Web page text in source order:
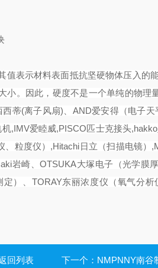
表示材料表面抵抗坚硬物体压入的
。因此，硬度不是一个单纯的物理
蒂(离子风扇)、AND爱安得（电子天
,IMV爱睦威,PISCO匹士克接头
粒度仪）,Hitachi日立（扫描电镜）
岩崎、OTSUKA大塚电子（光学膜
）、TORAY东丽浓度仪（氧气分
回列表 下一个： NMPNNY南谷